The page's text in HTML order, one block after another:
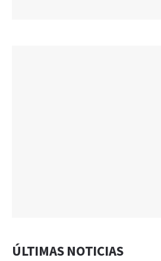
ÚLTIMAS NOTICIAS